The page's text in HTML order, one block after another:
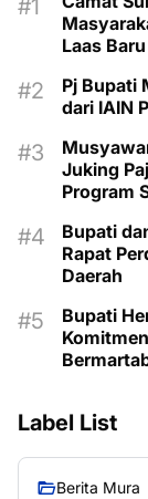
Laas Baru
Pj Bupati
dari IAIN
Juking
Program
Bupati
Rapat
Daerah
Bupati
Label List
Berita Mura